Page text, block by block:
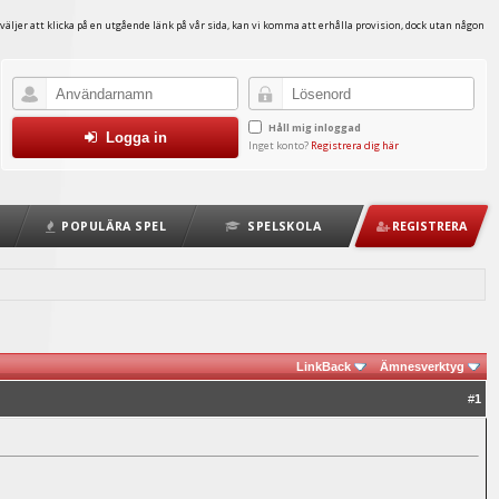
att klicka på en utgående länk på vår sida, kan vi komma att erhålla provision, dock utan någon
Håll mig inloggad
Inget konto? Registrera dig här
Logga in
POPULÄRA SPEL SPELSKOLA REGISTRERA
LinkBack Ämnesverktyg
#1